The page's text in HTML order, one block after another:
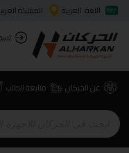
اللغة: العربية
المملكة
عن الحركان متابعة الطلب